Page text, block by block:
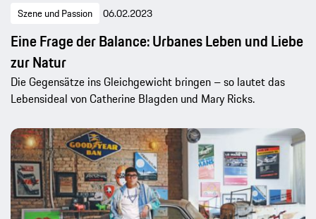
Szene und Passion 06.02.2023
Eine Frage der Balance: Urbanes Leben und Liebe
zur Natur
Die Gegensätze ins Gleichgewicht bringen – so lautet das
Lebensideal von Catherine Blagden und Mary Ricks.